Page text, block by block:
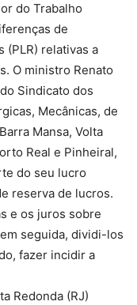
do Trabalho
de
(PLR) relativas a
O ministro Renato
Sindicato dos
Mecânicas, de
Mansa, Volta
Real e Pinheiral,
do seu lucro
reserva de lucros.
e os juros sobre
seguida, dividi-los
fazer incidir a
Redonda (RJ)